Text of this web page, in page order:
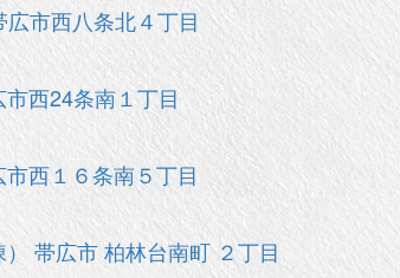
市西八条北４丁目
西24条南１丁目
西１６条南５丁目
帯広市 柏林台南町 ２丁目